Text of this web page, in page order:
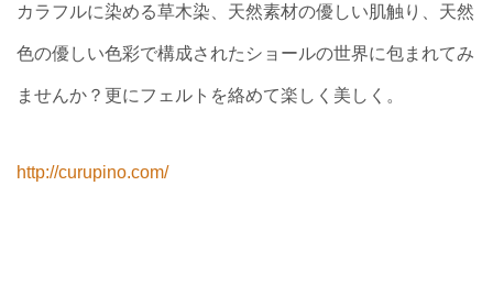
カラフルに染める草木染、天然素材の優しい肌触り、天然
色の優しい色彩で構成されたショールの世界に包まれてみ
ませんか？更にフェルトを絡めて楽しく美しく。
http://curupino.com/